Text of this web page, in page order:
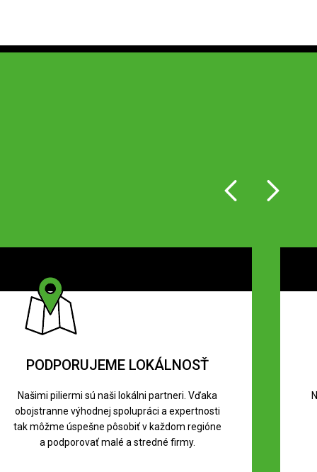
PODPORUJEME LOKÁLNOSŤ
Našimi piliermi sú naši lokálni partneri. Vďaka
obojstranne výhodnej spolupráci a expertnosti
tak môžme úspešne pôsobiť v každom regióne
a podporovať malé a stredné firmy.